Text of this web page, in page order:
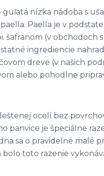
guľatá nízka nádoba s
Paella je v
šafranom (v obchodoch
ingrediencie
dreve (v našich
alebo pohodlne
ocelí bez
panvice je špeciálne
sa o pravidelné malé
toto razenie